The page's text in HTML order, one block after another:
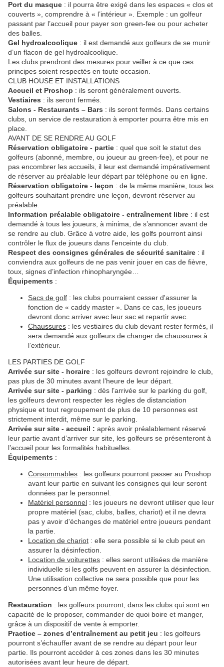
Port du masque : il pourra être exigé dans les espaces « clos et
couverts », comprendre à « l’intérieur ». Exemple : un golfeur
passant par l’accueil pour payer son green-fee ou pour acheter
des balles.
Gel hydroalcoolique : il est demandé aux golfeurs de se munir
d’un flacon de gel hydroalcoolique.
Les clubs prendront des mesures pour veiller à ce que ces
principes soient respectés en toute occasion.
CLUB HOUSE ET INSTALLATIONS
Accueil et Proshop : ils seront généralement ouverts.
Vestiaires : ils seront fermés.
Salons - Restaurants – Bars : ils seront fermés. Dans certains
clubs, un service de restauration à emporter pourra être mis en
place.
AVANT DE SE RENDRE AU GOLF
Réservation obligatoire - partie : quel que soit le statut des
golfeurs (abonné, membre, ou joueur au green-fee), et pour ne
pas encombrer les accueils, il leur est demandé impérativement
de réserver au préalable leur départ par téléphone ou en ligne.
Réservation obligatoire - leçon : de la même manière, tous les
golfeurs souhaitant prendre une leçon, devront réserver au
préalable.
Information préalable obligatoire - entraînement libre : il est
demandé à tous les joueurs, à minima, de s’annoncer avant de
se rendre au club. Grâce à votre aide, les golfs pourront ainsi
contrôler le flux de joueurs dans l’enceinte du club.
Respect des consignes générales de sécurité sanitaire : il
conviendra aux golfeurs de ne pas venir jouer en cas de fièvre,
toux, signes d’infection rhinopharyngée…
Équipements :
Sacs de golf : les clubs pourraient cesser d'assurer la
fonction de « caddy master ». Dans ce cas, les joueurs
devront donc arriver avec leur sac et repartir avec.
Chaussures : les vestiaires du club devant rester fermés, il
sera demandé aux golfeurs de changer de chaussures à
l’extérieur.
LES PARTIES DE GOLF
Arrivée sur site - horaire : les golfeurs devront rejoindre le club,
pas plus de 30 minutes avant l’heure de leur départ.
Arrivée sur site - parking : dès l’arrivée sur le parking du golf,
les golfeurs devront respecter les règles de distanciation
physique et tout regroupement de plus de 10 personnes est
strictement interdit, même sur le parking.
Arrivée sur site - accueil : après avoir préalablement réservé
leur partie avant d’arriver sur site, les golfeurs se présenteront à
l’accueil pour les formalités habituelles.
Équipements :
Consommables : les golfeurs pourront passer au Proshop
avant leur partie en suivant les consignes qui leur seront
données par le personnel.
Matériel personnel : les joueurs ne devront utiliser que leur
propre matériel (sac, clubs, balles, chariot) et il ne devra
pas y avoir d'échanges de matériel entre joueurs pendant
la partie.
Location de chariot : elle sera possible si le club peut en
assurer la désinfection.
Location de voiturettes : elles seront utilisées de manière
individuelle si les golfs peuvent en assurer la désinfection.
Une utilisation collective ne sera possible que pour les
personnes d’un même foyer.
Restauration : les golfeurs pourront, dans les clubs qui sont en
capacité de le proposer, commander de quoi boire et manger,
grâce à un dispositif de vente à emporter.
Practice – zones d’entraînement au petit jeu : les golfeurs
pourront s’échauffer avant de se rendre au départ pour leur
partie. Ils pourront accéder à ces zones dans les 30 minutes
autorisées avant leur heure de départ.